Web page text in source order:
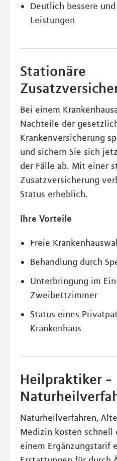
Deutlich bessere
Leistungen
Stationäre
Bei einem
Nachteile der
Krankenversicherung
und sichern Sie sich
der Fälle ab. Mit einer
Zusatzversicherung
Status erheblich.
Ihre Vorteile
Freie
Behandlung durch
Unterbringung im
Zweibettzimmer
Status eines
Krankenhaus
Heilpraktiker -
Naturheilverfahren,
Medizin kosten schnell
einem Ergänzungstarif